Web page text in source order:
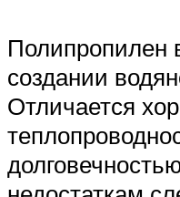
Полипропилен
создании
Отличается